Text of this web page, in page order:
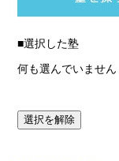
■選択した塾
何も選んでいません
選択を解除